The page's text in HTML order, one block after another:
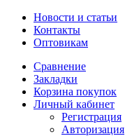
Новости и статьи
Контакты
Оптовикам
Сравнение
Закладки
Корзина покупок
Личный кабинет
Регистрация
Авторизация